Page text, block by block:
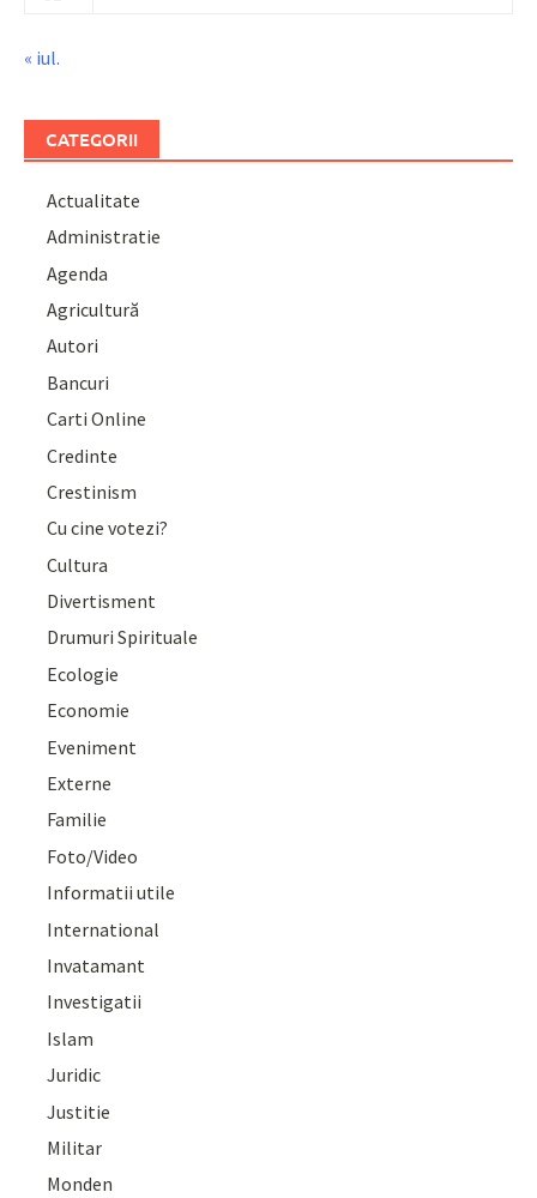
« iul.
CATEGORII
Actualitate
Administratie
Agenda
Agricultură
Autori
Bancuri
Carti Online
Credinte
Crestinism
Cu cine votezi?
Cultura
Divertisment
Drumuri Spirituale
Ecologie
Economie
Eveniment
Externe
Familie
Foto/Video
Informatii utile
International
Invatamant
Investigatii
Islam
Juridic
Justitie
Militar
Monden